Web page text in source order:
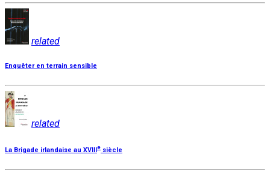
related
Enquêter en terrain sensible
related
La Brigade irlandaise au XVIIIe siècle